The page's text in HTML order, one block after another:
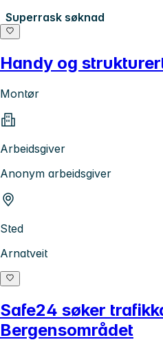
Superrask søknad
Handy og
Montør
Arbeidsgiver
Anonym arbeidsgiver
Sted
Arnatveit
Safe24 søker
Bergensområdet